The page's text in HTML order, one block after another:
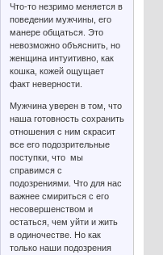
Что-то незримо меняется в
поведении мужчины, его
манере общаться. Это
невозможно объяснить, но
женщина интуитивно, как
кошка, кожей ощущает
факт неверности.
Мужчина уверен в том, что
наша готовность сохранить
отношения с ним скрасит
все его подозрительные
поступки, что мы
справимся с
подозрениями. Что для нас
важнее смириться с его
несовершенством и
остаться, чем уйти и жить
в одиночестве. Но как
только наши подозрения